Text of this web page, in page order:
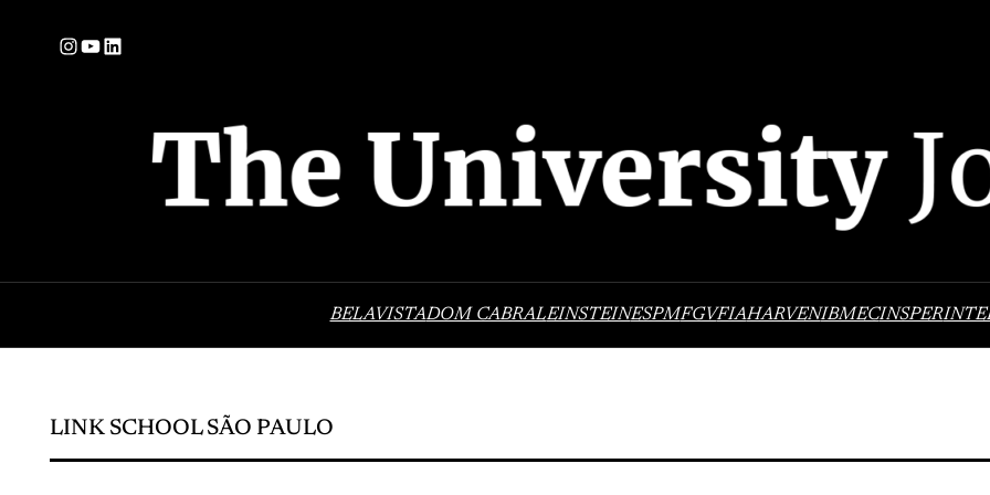
Instagram YouTube LinkedIn
BELAVISTADOM CABRALEINSTEINESPMFGVFIAHARVENIBMECINSPER
LINK SCHOOL SÃO PAULO